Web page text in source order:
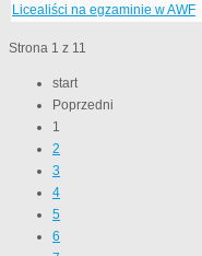
Licealiści na egzaminie w AWF
Strona 1 z 11
start
Poprzedni
1
2
3
4
5
6